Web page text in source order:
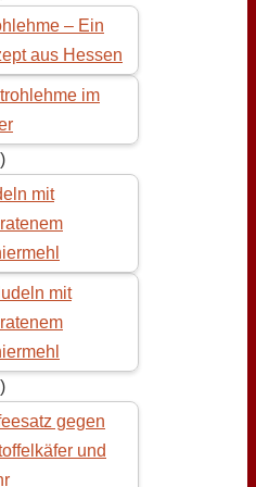
– Ein
aus Hessen
mit
gegen
und